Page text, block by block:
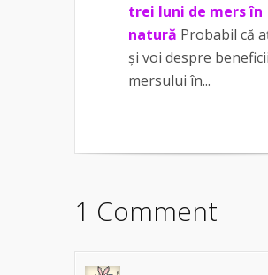
trei luni de mers în
natură Probabil că
și voi despre
mersului în...
1 Comment